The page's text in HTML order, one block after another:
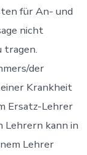
für An- und
nicht
tragen.
der
Krankheit
Ersatz-Lehrer
kann in
Lehrer